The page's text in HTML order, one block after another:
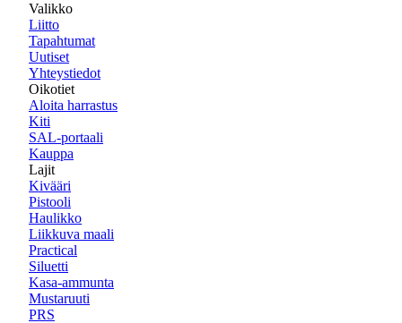
Valikko
Liitto
Tapahtumat
Uutiset
Yhteystiedot
Oikotiet
Aloita harrastus
Kiti
SAL-portaali
Kauppa
Lajit
Kivääri
Pistooli
Haulikko
Liikkuva maali
Practical
Siluetti
Kasa-ammunta
Mustaruuti
PRS